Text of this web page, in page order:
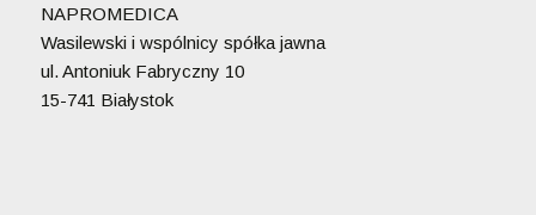
NAPROMEDICA
Wasilewski i wspólnicy spółka jawna
ul. Antoniuk Fabryczny 10
15-741 Białystok